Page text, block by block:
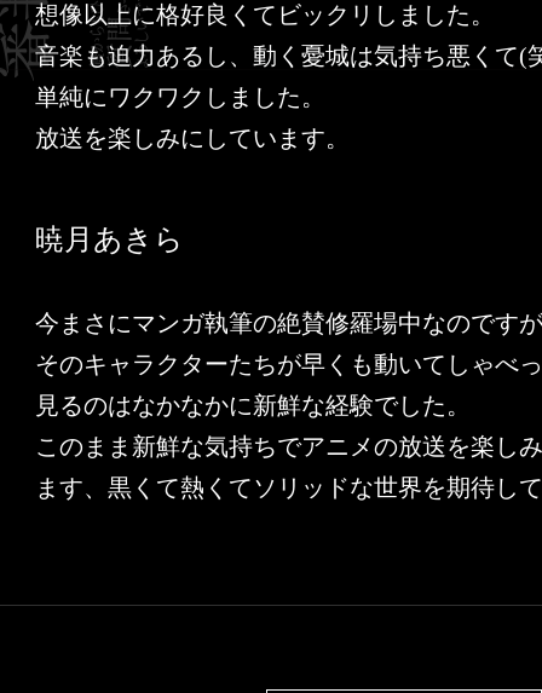
想像以上に格好良くてビックリしました。
音楽も迫力あるし、動く憂城は気持ち悪くて(
単純にワクワクしました。
放送を楽しみにしています。
暁月あきら
今まさにマンガ執筆の絶賛修羅場中なのです
そのキャラクターたちが早くも動いてしゃべ
見るのはなかなかに新鮮な経験でした。
このまま新鮮な気持ちでアニメの放送を楽し
ます、黒くて熱くてソリッドな世界を期待し